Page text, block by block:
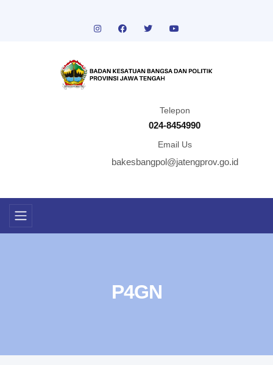
Telepon
024-8454990
Email Us
bakesbangpol@jatengprov.go.id
P4GN